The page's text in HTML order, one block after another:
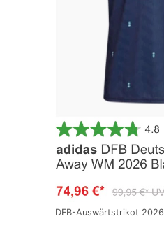
DFB-Auswärtstrikot 2026